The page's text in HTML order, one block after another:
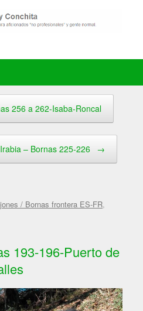
256 a 262-Isaba-Roncal
– Bornas 225-226 →
/ Bornas frontera ES-FR,
193-196-Puerto de